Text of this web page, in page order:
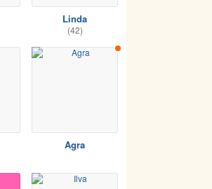
Linda
(42)
Agra